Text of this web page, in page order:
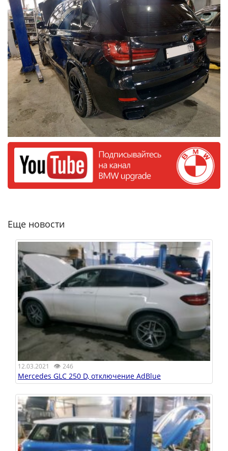
Еще новости
12.03.2021 👁 246
Mercedes GLС 250 D, отключение AdBlue